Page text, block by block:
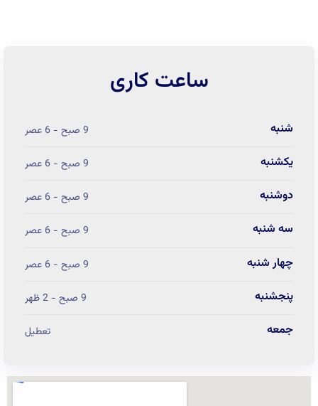
ساعت کاری
شنبه 9 صبح - 6 عصر
یکشنبه 9 صبح - 6 عصر
دوشنبه 9 صبح - 6 عصر
سه شنبه 9 صبح - 6 عصر
چهار شنبه 9 صبح - 6 عصر
پنجشنبه 9 صبح - 2 ظهر
جمعه تعطیل